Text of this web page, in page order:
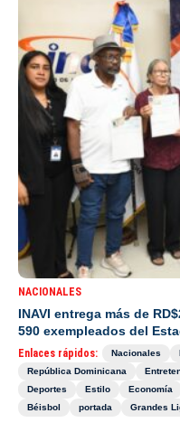
NACIONALES
INAVI entrega más de
590 exempleados del
Enlaces rápidos: Nacionales
República Dominicana
Deportes
Estilo Economía
Béisbol
portada Grandes